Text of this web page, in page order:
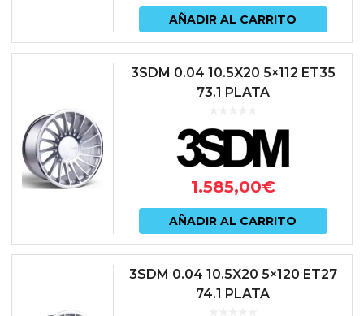
AÑADIR AL CARRITO
3SDM 0.04 10.5X20 5×112 ET35
73.1 PLATA
1.585,00€
AÑADIR AL CARRITO
3SDM 0.04 10.5X20 5×120 ET27
74.1 PLATA